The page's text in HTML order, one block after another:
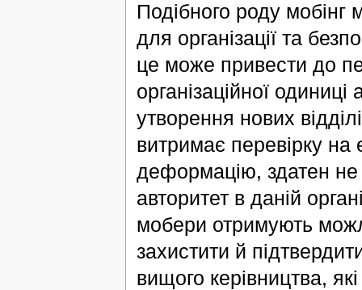
Подібного роду мобінг
для організації та
це може привести до
організаційної одиниці
утворення нових
витримає перевірку на
деформацію, здатен не
авторитет в даній
мобери отримують
захистити й
вищого керівництва,